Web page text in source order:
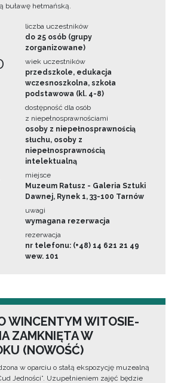
buławę hetmańską.
liczba uczestników
do 25 osób (grupy
zorganizowane)
wiek uczestników
przedszkole, edukacja
wczesnoszkolna, szkoła
podstawowa (kl. 4-8)
dostępność dla osób
z niepełnosprawnościami
osoby z niepełnosprawnością
słuchu, osoby z
niepełnosprawnością
intelektualną
miejsce
Muzeum Ratusz - Galeria Sztuki
Dawnej, Rynek 1, 33-100 Tarnów
uwagi
wymagana rezerwacja
rezerwacja
nr telefonu: (+48) 14 621 21 49
wew. 101
WINCENTYM WITOSIE-
ZAMKNIĘTA W
(NOWOŚĆ)
w oparciu o stałą ekspozycję muzealną
Jedności”. Uzupełnieniem zajęć będzie